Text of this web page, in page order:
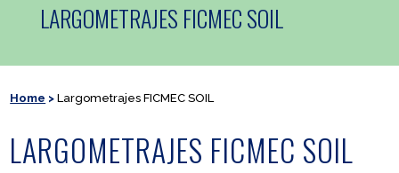
LARGOMETRAJES FICMEC SOIL
Home >Largometrajes FICMEC SOIL
LARGOMETRAJES FICMEC SOIL